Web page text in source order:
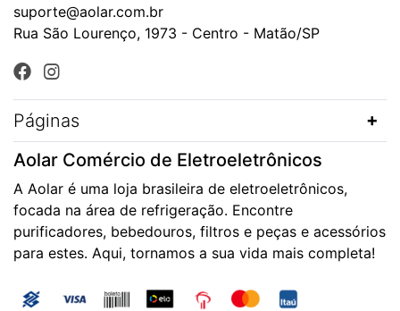
suporte@aolar.com.br
Rua São Lourenço, 1973 - Centro - Matão/SP
Páginas
Aolar Comércio de Eletroeletrônicos
A Aolar é uma loja brasileira de eletroeletrônicos,
focada na área de refrigeração. Encontre
purificadores, bebedouros, filtros e peças e acessórios
para estes. Aqui, tornamos a sua vida mais completa!